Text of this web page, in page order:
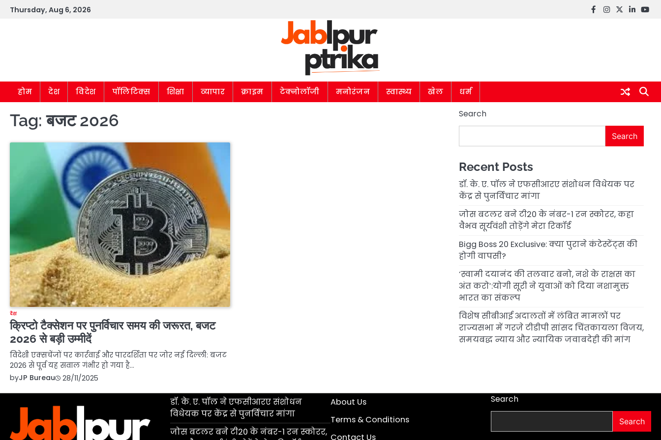
SkipThursday, Aug 6, 2026 Facebook
instagram
twitter
linkedin
होम देश विदेश पॉलिटिक्स शिक्षा व्यापार क्राइम टेक्नोलॉजी मनोरंजन स्वास्थ्य खेल धर्म
Tag:बजट 2026
देश
क्रिप्टो टैक्सेशन पर पुनर्विचार समय की जरूरत, बजट
2026 से बड़ी उम्मीदें
विदेशी एक्सचेंजों पर कार्रवाई और पारदर्शिता पर जोर नई दिल्ली: बजट
2026 से पूर्व यह सवाल गंभीर हो गया है…
byJP Bureau 28/11/2025
Search
Search
Recent Posts
डॉ. के. ए. पॉल ने एफसीआरए संशोधन विधेयक पर
केंद्र से पुनर्विचार मांगा
जोस बटलर बने टी20 के नंबर-1 रन स्कोरर, कहा
वैभव सूर्यवंशी तोड़ेंगे मेरा रिकॉर्ड
Bigg Boss 20 Exclusive: क्या पुराने कंटेस्टेंट्स की
होगी वापसी?
‘स्वामी दयानंद की तलवार बनो, नशे के राक्षस का
अंत करो’:योगी सूरी ने युवाओं को दिया नशामुक्त
भारत का संकल्प
विशेष सीबीआई अदालतों में लंबित मामलों पर
राज्यसभा में गरजे टीडीपी सांसद चिंतकायला विजय,
समयबद्ध न्याय और न्यायिक जवाबदेही की मांग
डॉ. के. ए. पॉल ने एफसीआरए संशोधन
विधेयक पर केंद्र से पुनर्विचार मांगा
जोस बटलर बने टी20 के नंबर-1 रन स्कोरर,
About Us
Terms & Conditions
Contact Us
Search
Search